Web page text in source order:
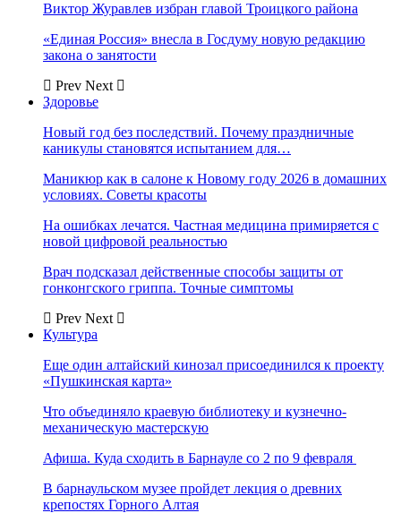
Виктор Журавлев избран главой Троицкого района
«Единая Россия» внесла в Госдуму новую редакцию
закона о занятости
Prev Next
Здоровье
Новый год без последствий. Почему праздничные
каникулы становятся испытанием для…
Маникюр как в салоне к Новому году 2026 в домашних
условиях. Советы красоты
На ошибках лечатся. Частная медицина примиряется с
новой цифровой реальностью
Врач подсказал действенные способы защиты от
гонконгского гриппа. Точные симптомы
Prev Next
Культура
Еще один алтайский кинозал присоединился к проекту
«Пушкинская карта»
Что объединяло краевую библиотеку и кузнечно-
механическую мастерскую
Афиша. Куда сходить в Барнауле со 2 по 9 февраля
В барнаульском музее пройдет лекция о древних
крепостях Горного Алтая